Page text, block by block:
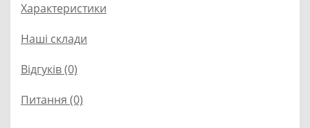
Характеристики
Наші склади
Відгуків (0)
Питання (0)